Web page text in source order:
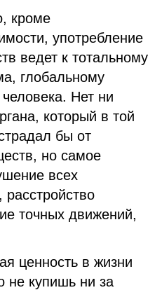
кроме
употребление
ведет к тотальному
глобальному
Нет ни
который в той
бы от
но самое
всех
расстройство
точных движений,
ценность в жизни
не купишь ни за